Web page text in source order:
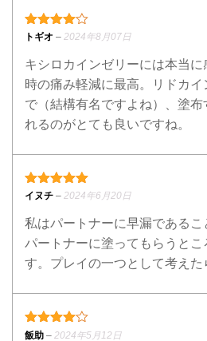
4段階中4の評価
トギオ – 2024年8月07日
キシロカインゼリーには本当
時の痛み軽減に最高。リドカ
で（結構有名ですよね）、塗
れるのがとても良いですね。
5段階中5の評価
イヌチ – 2024年6月20日
私はパートナーに早漏である
パートナーに塗ってもらうとこ
す。プレイの一つとして考えた
4段階中4の評価
飯助 – 2024年5月12日